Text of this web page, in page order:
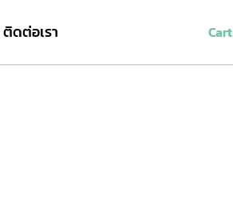
ติดต่อเรา Cart